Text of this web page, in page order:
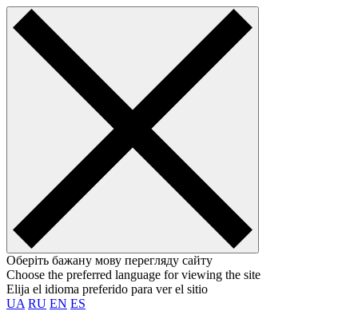
Оберіть бажану мову перегляду сайту
Choose the preferred language for viewing the site
Elija el idioma preferido para ver el sitio
UA RU EN ES